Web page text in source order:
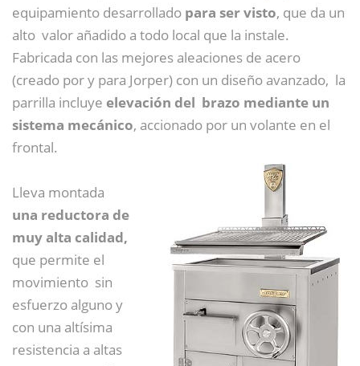
equipamiento desarrollado para ser visto, que da un
alto valor añadido a todo local que la instale.
Fabricada con las mejores aleaciones de acero
(creado por y para Jorper) con un diseño avanzado, la
parrilla incluye elevación del brazo mediante un
sistema mecánico, accionado por un volante en el
frontal.
Lleva montada
una reductora de
muy alta calidad,
que permite el
movimiento sin
esfuerzo alguno y
con una altísima
resistencia a altas